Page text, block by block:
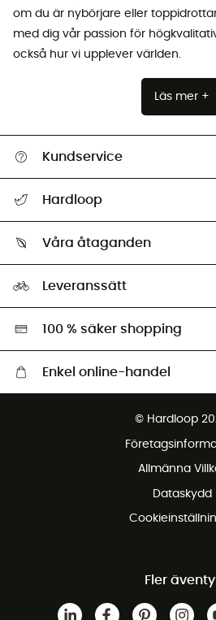
om du är nybörjare eller
med dig vår passion för
också hur vi upplever världen.
Läs mer +
Kundservice
Retur & återbetalning
Hardloop
Ambassadörer
Våra åtaganden
Miljöanpassat urval
Leveranssätt
100 % säker shopping
Enkel online-handel
© Hardloop
Allmänna
Dataskydd
Fler